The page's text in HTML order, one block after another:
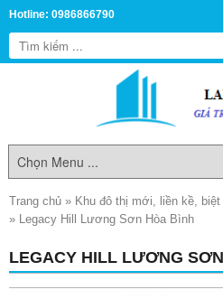
Hotline: 0986866790
Trang chủ » Khu đô thị mới, liền kề,
» Legacy Hill Lương Sơn Hòa Bình
LEGACY HILL LƯƠNG